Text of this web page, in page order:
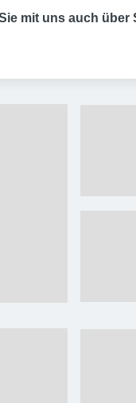
mit uns auch über